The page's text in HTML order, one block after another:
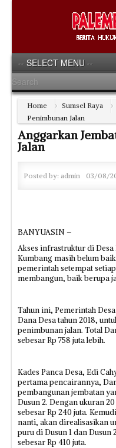
Home Sumsel Raya
Penimbunan Jalan
Anggarkan
Jalan
Posted by: admin 03/08/
BANYUASIN –
Akses infrastruktur di Desa
Kumbang masih belum
pemerintah setempat
membangun, baik berupa
Tahun ini, Pemerintah
Dana Desa tahun 2018,
penimbunan jalan. Total
sebesar Rp 758 juta lebih.
Kades Panca Desa, Edi
pertama pencairannya,
pembangunan jembatan
Dusun 2. Dengan ukuran
sebesar Rp 240 juta.
nanti, akan direalisasikan
puru di Dusun 1 dan
sebesar Rp 410 juta.